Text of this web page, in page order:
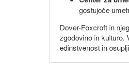
gostujoče
Dover-Foxcroft in
zgodovino in kulturo.
edinstvenost in